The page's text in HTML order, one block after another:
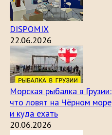
DISPOMIX
22.06.2026
Морская рыбалка в Грузии:
что ловят на Чёрном море
и куда ехать
20.06.2026